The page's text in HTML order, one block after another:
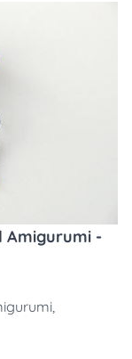
Amigurumi -
,